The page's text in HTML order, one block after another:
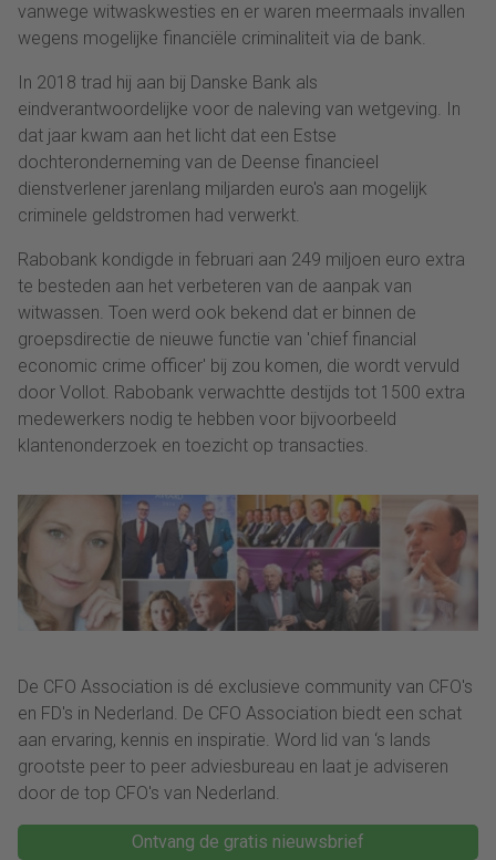
vanwege witwaskwesties en er waren meermaals invallen
wegens mogelijke financiële criminaliteit via de bank.
In 2018 trad hij aan bij Danske Bank als
eindverantwoordelijke voor de naleving van wetgeving. In
dat jaar kwam aan het licht dat een Estse
dochteronderneming van de Deense financieel
dienstverlener jarenlang miljarden euro's aan mogelijk
criminele geldstromen had verwerkt.
Rabobank kondigde in februari aan 249 miljoen euro extra
te besteden aan het verbeteren van de aanpak van
witwassen. Toen werd ook bekend dat er binnen de
groepsdirectie de nieuwe functie van 'chief financial
economic crime officer' bij zou komen, die wordt vervuld
door Vollot. Rabobank verwachtte destijds tot 1500 extra
medewerkers nodig te hebben voor bijvoorbeeld
klantenonderzoek en toezicht op transacties.
De CFO Association is dé exclusieve community van CFO's
en FD's in Nederland. De CFO Association biedt een schat
aan ervaring, kennis en inspiratie. Word lid van ‘s lands
grootste peer to peer adviesbureau en laat je adviseren
door de top CFO's van Nederland.
Ontvang de gratis nieuwsbrief